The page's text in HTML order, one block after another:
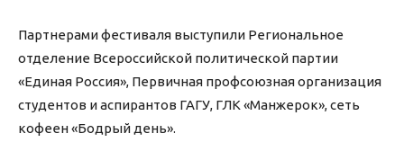
Партнерами фестиваля выступили Региональное
отделение Всероссийской политической партии
«Единая Россия», Первичная профсоюзная организация
студентов и аспирантов ГАГУ, ГЛК «Манжерок», сеть
кофеен «Бодрый день».